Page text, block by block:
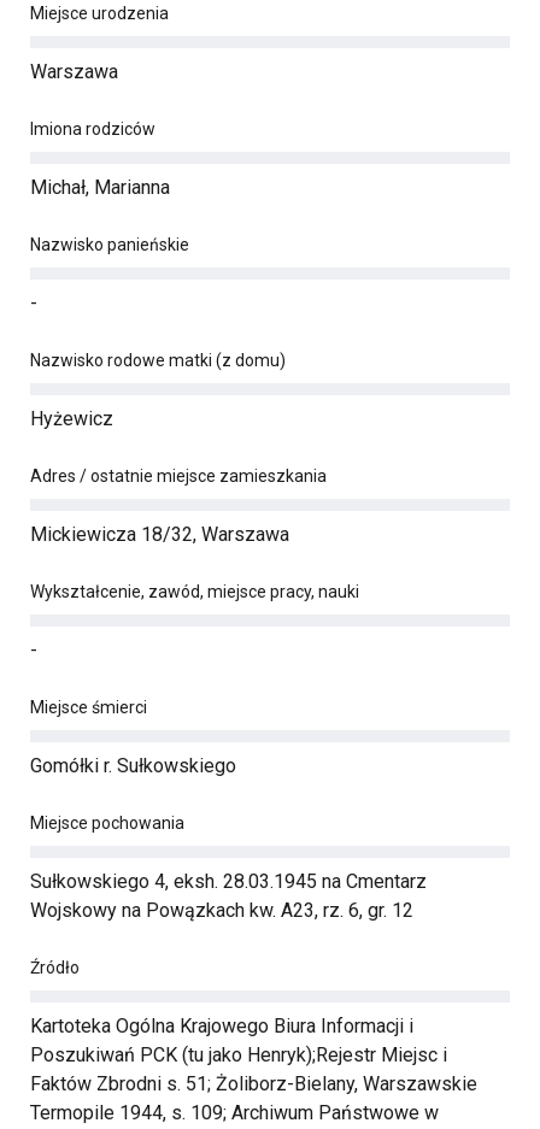
Miejsce urodzenia
Warszawa
Imiona rodziców
Michał, Marianna
Nazwisko panieńskie
-
Nazwisko rodowe matki (z domu)
Hyżewicz
Adres / ostatnie miejsce zamieszkania
Mickiewicza 18/32, Warszawa
Wykształcenie, zawód, miejsce pracy, nauki
-
Miejsce śmierci
Gomółki r. Sułkowskiego
Miejsce pochowania
Sułkowskiego 4, eksh. 28.03.1945 na Cmentarz
Wojskowy na Powązkach kw. A23, rz. 6, gr. 12
Źródło
Kartoteka Ogólna Krajowego Biura Informacji i
Poszukiwań PCK (tu jako Henryk);Rejestr Miejsc i
Faktów Zbrodni s. 51; Żoliborz-Bielany, Warszawskie
Termopile 1944, s. 109; Archiwum Państwowe w